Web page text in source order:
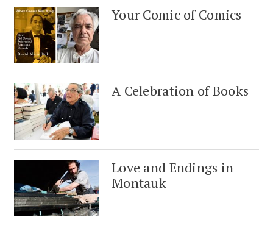
Your Comic of Comics
A Celebration of Books
Love and Endings in
Montauk